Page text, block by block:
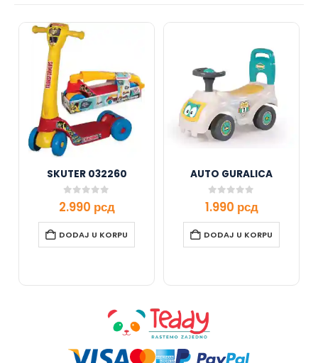
SKUTER 032260
0 out of 5
2.990 рсд
DODAJ U KORPU
AUTO GURALICA
0out of 5
1.990 рсд
DODAJ U KORPU